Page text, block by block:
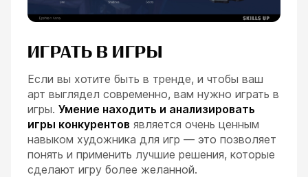
ИГРАТЬ В ИГРЫ
Если вы хотите быть в тренде, и чтобы ваш
арт выглядел современно, вам нужно играть в
игры. Умение находить и анализировать
игры конкурентов является очень ценным
навыком художника для игр — это позволяет
понять и применить лучшие решения, которые
сделают игру более желанной.